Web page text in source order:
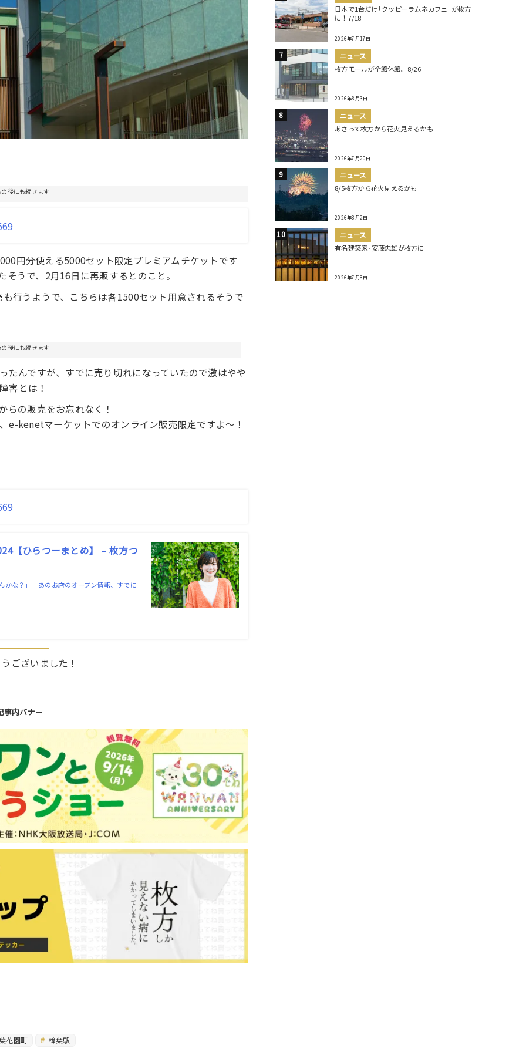
後にも続きます
円分使える5000セット限定プレミアムチケットです
うで、2月16日に再販するとのこと。
行うようで、こちらは各1500セット用意されるそうで
後にも続きます
んですが、すでに売り切れになっていたので激はやや
害とは！
らの販売をお忘れなく！
e-kenetマーケットでのオンライン販売限定ですよ〜！
【ひらつーまとめ】 – 枚方つ
な？」「あのお店のオープン情報、すでに
ございました！
事内バナー
花園町 樟葉駅
日本で1台だけ｢クッピーラムネカフェ｣が枚方
に！7/18
2026年7月17日
ニュース
枚方モールが全館休館。8/26
2026年8月3日
ニュース
あさって枚方から花火見えるかも
2026年7月20日
ニュース
8/5枚方から花火見えるかも
2026年8月2日
ニュース
有名建築家･安藤忠雄が枚方に
2026年7月8日